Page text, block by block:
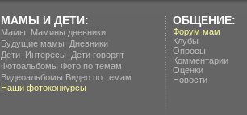
МАМЫ И ДЕТИ:
Мамы
Мамины дневники
Будущие мамы
Дневники
Дети Интересы
Дети говорят
Фотоальбомы Фото по темам
Видеоальбомы Видео по темам
Наши фотоконкурсы
ОБЩЕНИЕ:
Форум мам
Клубы
Опросы
Комментарии
Оценки
Новости